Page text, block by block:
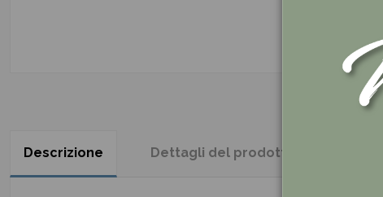
Descrizione Dettagli del prodotto